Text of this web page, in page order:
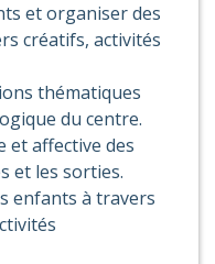
et organiser des
créatifs, activités
thématiques
du centre.
et affective des
et les sorties.
enfants à travers